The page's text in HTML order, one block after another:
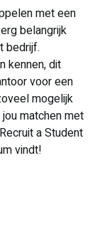
met een
belangrijk
bedrijf.
kennen, dit
voor een
mogelijk
matchen met
a Student
vindt!